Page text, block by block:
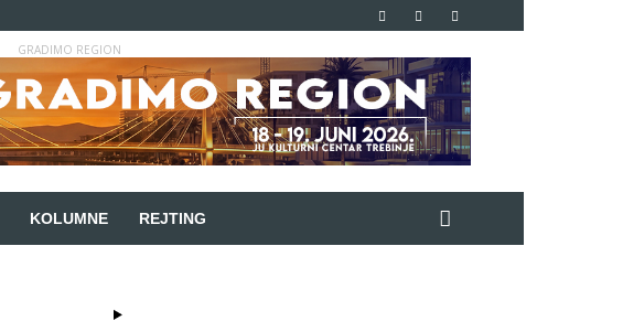
GRADIMO REGION
KOLUMNE REJTING